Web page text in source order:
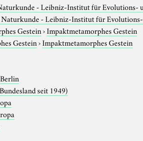
- Leibniz-Institut für Evolutions-
- Leibniz-Institut für
Gestein›Impaktmetamorphes Gestein
Gestein›Impaktmetamorphes Gestein
Berlin
seit 1949)